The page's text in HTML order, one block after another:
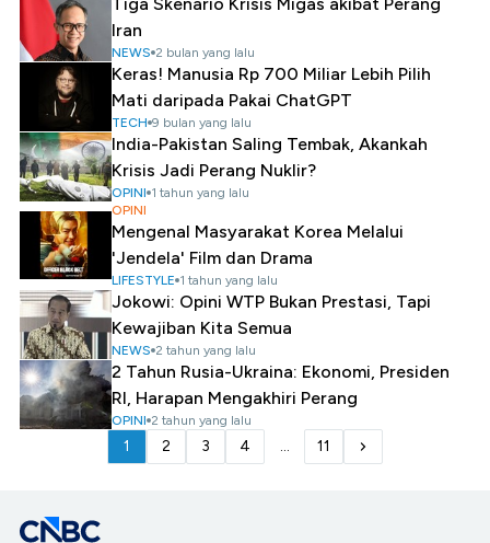
Iran
NEWS 2 bulan yang lalu
Keras! Manusia Rp 700 Miliar Lebih Pilih
Mati daripada Pakai ChatGPT
TECH 9 bulan yang lalu
India-Pakistan Saling Tembak, Akankah
Krisis Jadi Perang Nuklir?
OPINI 1 tahun yang lalu
OPINI
Mengenal Masyarakat Korea Melalui
'Jendela' Film dan Drama
LIFESTYLE 1 tahun yang lalu
Jokowi: Opini WTP Bukan Prestasi, Tapi
Kewajiban Kita Semua
NEWS 2 tahun yang lalu
2 Tahun Rusia-Ukraina: Ekonomi, Presiden
RI, Harapan Mengakhiri Perang
OPINI 2 tahun yang lalu
1 2 3 4 ... 11